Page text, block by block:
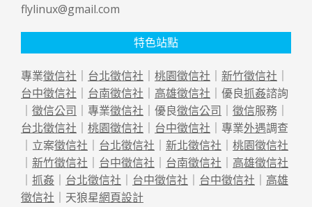
flylinux@gmail.com
特色站點
專業徵信社 ｜ 台北徵信社 ｜ 桃園徵信社 ｜ 新竹徵信社 ｜
台中徵信社 ｜ 台南徵信社 ｜ 高雄徵信社 ｜優良抓姦諮詢
｜ 徵信公司 ｜專業徵信社 ｜優良徵信公司 ｜ 徵信服務｜
台北徵信社 ｜ 桃園徵信社 ｜ 台中徵信社 ｜專業外遇調查
｜立案徵信社 ｜ 台北徵信社 ｜ 新北徵信社 ｜ 桃園徵信社
｜ 新竹徵信社 ｜ 台中徵信社 ｜ 台南徵信社 ｜ 高雄徵信社
｜ 抓姦 ｜ 台北徵信社 ｜ 台中徵信社 ｜ 台中徵信社 ｜ 高雄
徵信社 ｜天狼星網頁設計